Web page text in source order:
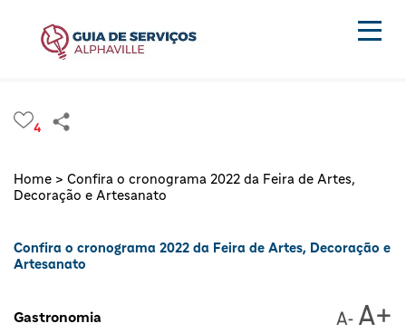
4
Home > Confira o cronograma 2022 da Feira de Artes,
Decoração e Artesanato
Confira o cronograma 2022 da Feira de Artes, Decoração e
Artesanato
Gastronomia